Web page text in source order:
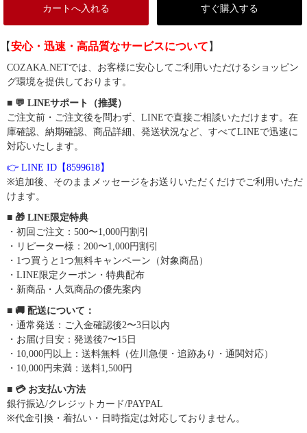
カートへ入れる すぐ購入する
【安心・迅速・高品質なサービスについて 】
COZAKA.NETでは、お客様に安心してご利用いただけるショッピン
グ環境を提供しております。
■ 💬 LINEサポート（推奨）
ご注文前・ご注文後を問わず、LINEで直接ご相談いただけます。在
庫確認、納期確認、商品詳細、発送状況など、すべてLINEで迅速に
対応いたします。
👉 LINE ID【8599618】
※追加後、そのままメッセージをお送りいただくだけでご利用いただ
けます。
■ 🎁 LINE限定特典
・初回ご注文：500〜1,000円割引
・リピーター様：200〜1,000円割引
・1つ買うと1つ無料キャンペーン（対象商品）
・LINE限定クーポン・特典配布
・新商品・人気商品の優先案内
■ 🚚 配送について：
・通常発送：ご入金確認後2〜3日以内
・お届け目安：発送後7〜15日
・10,000円以上：送料無料（佐川急便・追跡あり・通関対応）
・10,000円未満：送料1,500円
■ 💳 お支払い方法
銀行振込/クレジットカード/PAYPAL
※代金引換・着払い・日時指定は対応しておりません。